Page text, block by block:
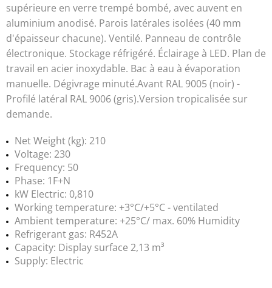
supérieure en verre trempé bombé, avec auvent en
aluminium anodisé. Parois latérales isolées (40 mm
d'épaisseur chacune). Ventilé. Panneau de contrôle
électronique. Stockage réfrigéré. Éclairage à LED. Plan de
travail en acier inoxydable. Bac à eau à évaporation
manuelle. Dégivrage minuté.Avant RAL 9005 (noir) -
Profilé latéral RAL 9006 (gris).Version tropicalisée sur
demande.
Net Weight (kg): 210
Voltage: 230
Frequency: 50
Phase: 1F+N
kW Electric: 0,810
Working temperature: +3°C/+5°C - ventilated
Ambient temperature: +25°C/ max. 60% Humidity
Refrigerant gas: R452A
Capacity: Display surface 2,13 m³
Supply: Electric